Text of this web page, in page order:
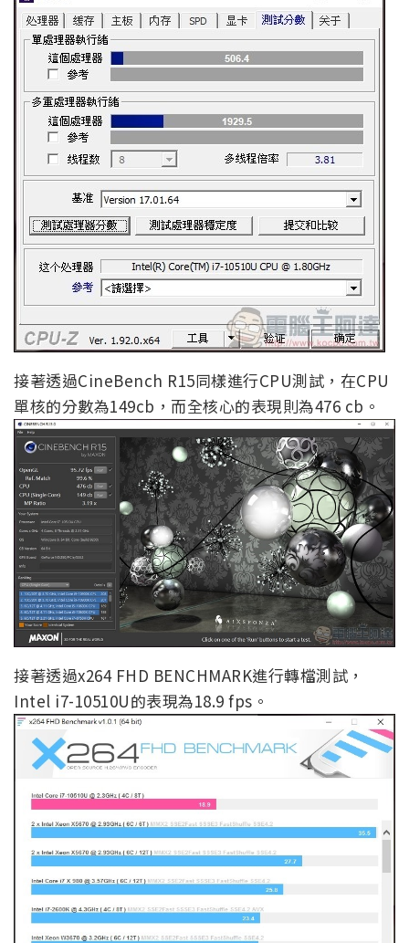
接著透過CineBench R15同樣進行CPU測試，在CPU
單核的分數為149cb，而全核心的表現則為476 cb。
接著透過x264 FHD BENCHMARK進行轉檔測試，
Intel i7-10510U的表現為18.9 fps。